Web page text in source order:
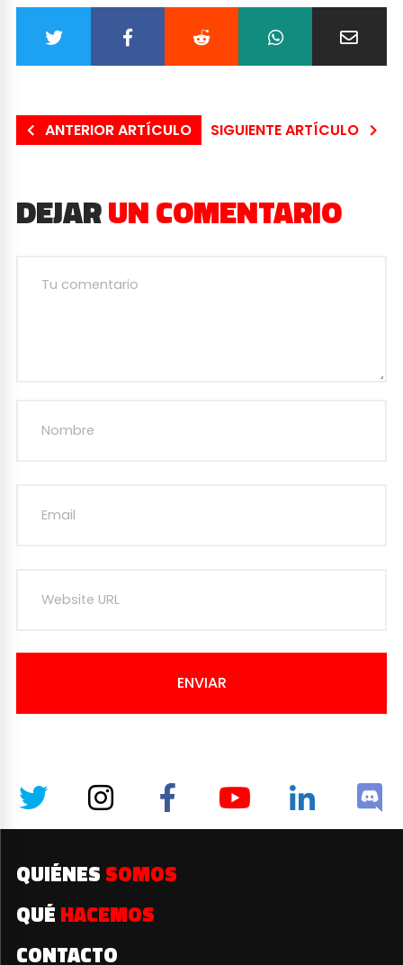
ANTERIOR ARTÍCULO SIGUIENTE ARTÍCULO
DEJARUN COMENTARIO
ENVIAR
QUIÉNES SOMOS
QUÉ HACEMOS
CONTACTO